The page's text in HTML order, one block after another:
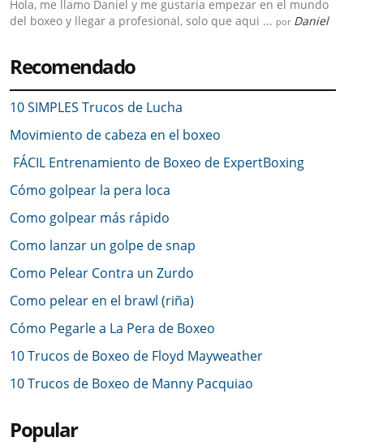
Hola, me llamo Daniel y me gustaria empezar en el mundo
del boxeo y llegar a profesional, solo que aqui ... por Daniel
Recomendado
10 SIMPLES Trucos de Lucha
Movimiento de cabeza en el boxeo
FÁCIL Entrenamiento de Boxeo de ExpertBoxing
Cómo golpear la pera loca
Como golpear más rápido
Como lanzar un golpe de snap
Como Pelear Contra un Zurdo
Como pelear en el brawl (riña)
Cómo Pegarle a La Pera de Boxeo
10 Trucos de Boxeo de Floyd Mayweather
10 Trucos de Boxeo de Manny Pacquiao
Popular